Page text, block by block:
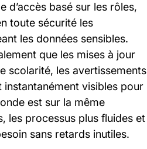
d’accès basé sur les rôles,
toute sécurité les
les données sensibles.
que les mises à jour
scolarité, les avertissements
visibles pour
est sur la même
les processus plus fluides et
sans retards inutiles.